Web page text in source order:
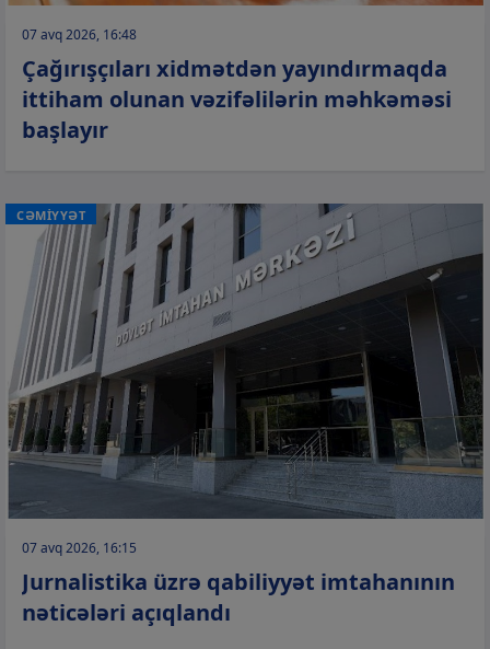
07 avq 2026, 16:48
Çağırışçıları xidmətdən yayındırmaqda
ittiham olunan vəzifəlilərin məhkəməsi
başlayır
CƏMİYYƏT
07 avq 2026, 16:15
Jurnalistika üzrə qabiliyyət imtahanının
nəticələri açıqlandı